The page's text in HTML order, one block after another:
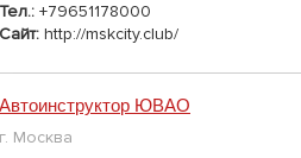
Тел.: +79651178000
Сайт: http://mskcity.club/
Автоинструктор ЮВАО
г. Москва